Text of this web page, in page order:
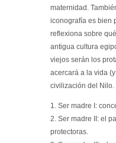
maternidad.
iconografía es bien
reflexiona sobre
antigua cultura
viejos serán los
acercará a la vida
civilización del Nilo.
1. Ser madre I:
2. Ser madre II: el
protectoras.